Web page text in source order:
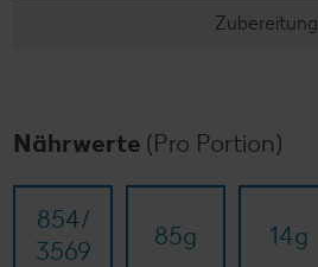
Zubereitung
Nährwerte (Pro Portion)
854/​
3569
85g 14g